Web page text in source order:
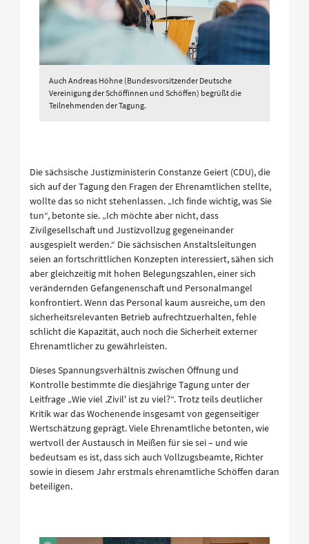
Auch Andreas Höhne (Bundesvorsitzender Deutsche
Vereinigung der Schöffinnen und Schöffen) begrüßt die
Teilnehmenden der Tagung.
Die sächsische Justizministerin Constanze Geiert (CDU), die
sich auf der Tagung den Fragen der Ehrenamtlichen stellte,
wollte das so nicht stehenlassen. „Ich finde wichtig, was Sie
tun“, betonte sie. „Ich möchte aber nicht, dass
Zivilgesellschaft und Justizvollzug gegeneinander
ausgespielt werden.“ Die sächsischen Anstaltsleitungen
seien an fortschrittlichen Konzepten interessiert, sähen sich
aber gleichzeitig mit hohen Belegungszahlen, einer sich
verändernden Gefangenenschaft und Personalmangel
konfrontiert. Wenn das Personal kaum ausreiche, um den
sicherheitsrelevanten Betrieb aufrechtzuerhalten, fehle
schlicht die Kapazität, auch noch die Sicherheit externer
Ehrenamtlicher zu gewährleisten.
Dieses Spannungsverhältnis zwischen Öffnung und
Kontrolle bestimmte die diesjährige Tagung unter der
Leitfrage „Wie viel ‚Zivil' ist zu viel?“. Trotz teils deutlicher
Kritik war das Wochenende insgesamt von gegenseitiger
Wertschätzung geprägt. Viele Ehrenamtliche betonten, wie
wertvoll der Austausch in Meißen für sie sei – und wie
bedeutsam es ist, dass sich auch Vollzugsbeamte, Richter
sowie in diesem Jahr erstmals ehrenamtliche Schöffen daran
beteiligen.